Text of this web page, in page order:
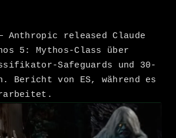
Anthropic released Claude
5: Mythos-Class über
Safeguards und 30-
Bericht von ES, während es